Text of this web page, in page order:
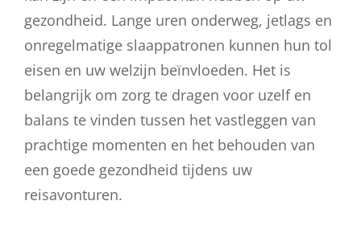
gezondheid. Lange uren onderweg, jetlags en
onregelmatige slaappatronen kunnen hun tol
eisen en uw welzijn beïnvloeden. Het is
belangrijk om zorg te dragen voor uzelf en
balans te vinden tussen het vastleggen van
prachtige momenten en het behouden van
een goede gezondheid tijdens uw
reisavonturen.